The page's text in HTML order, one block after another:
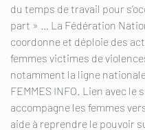
du temps de travail pour
part » … La Fédération
coordonne et déploie des
femmes victimes de
notamment la ligne nationale
FEMMES INFO. Lien avec le
accompagne les femmes
aide à reprendre le pouvoir